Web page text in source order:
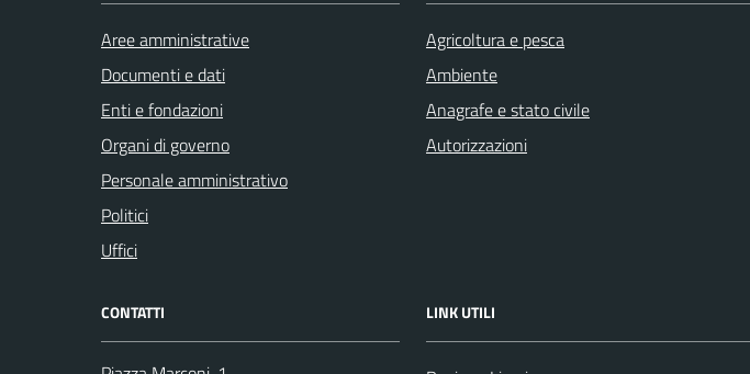
Aree amministrative
Documenti e dati
Enti e fondazioni
Organi di governo
Personale amministrativo
Politici
Uffici
Agricoltura e pesca
Ambiente
Anagrafe e stato civile
Autorizzazioni
CONTATTI LINK UTILI